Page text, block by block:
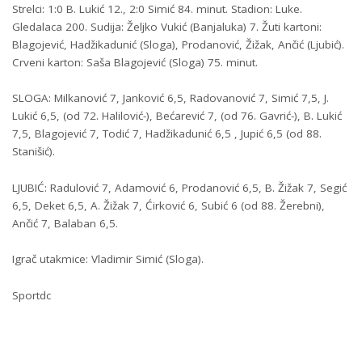
Strelci: 1:0 B. Lukić 12., 2:0 Simić 84. minut. Stadion: Luke.
Gledalaca 200. Sudija: Željko Vukić (Banjaluka) 7. Žuti kartoni:
Blagojević, Hadžikadunić (Sloga), Prodanović, Žižak, Ančić (Ljubić).
Crveni karton: Saša Blagojević (Sloga) 75. minut.
SLOGA: Milkanović 7, Janković 6,5, Radovanović 7, Simić 7,5, J.
Lukić 6,5, (od 72. Halilović-), Bećarević 7, (od 76. Gavrić-), B. Lukić
7,5, Blagojević 7, Todić 7, Hadžikadunić 6,5 , Jupić 6,5 (od 88.
Stanišić).
LJUBIĆ: Radulović 7, Adamović 6, Prodanović 6,5, B. Žižak 7, Segić
6,5, Deket 6,5, A. Žižak 7, Ćirković 6, Subić 6 (od 88. Žerebni),
Ančić 7, Balaban 6,5.
Igrač utakmice: Vladimir Simić (Sloga).
Sportdc